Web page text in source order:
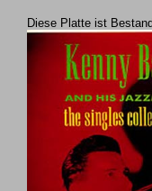
Diese Platte ist